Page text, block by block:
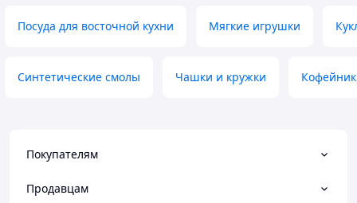
Посуда для восточной кухни Мягкие игрушки
Синтетические смолы Чашки и кружки
Покупателям
Продавцам